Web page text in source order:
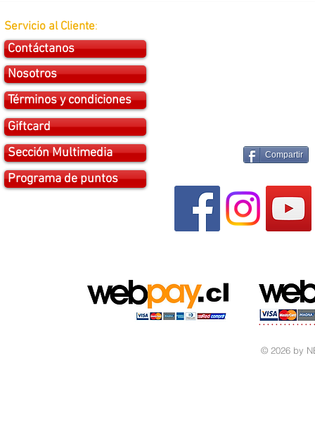
Servicio al Cliente:
Contáctanos
Nosotros
Términos y condiciones
Giftcard
Sección Multimedia
Programa de puntos
Compartir
© 2026 by